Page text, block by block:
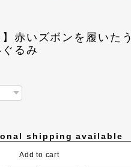
】赤いズボンを履いたう
るみ
shipping available
Add to cart